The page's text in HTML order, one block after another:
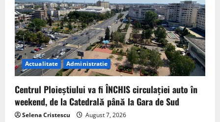
Actualitate Administratie
Centrul Ploieștiului va fi ÎNCHIS circulației auto în
weekend, de la Catedrală până la Gara de Sud
Selena Cristescu August 7, 2026